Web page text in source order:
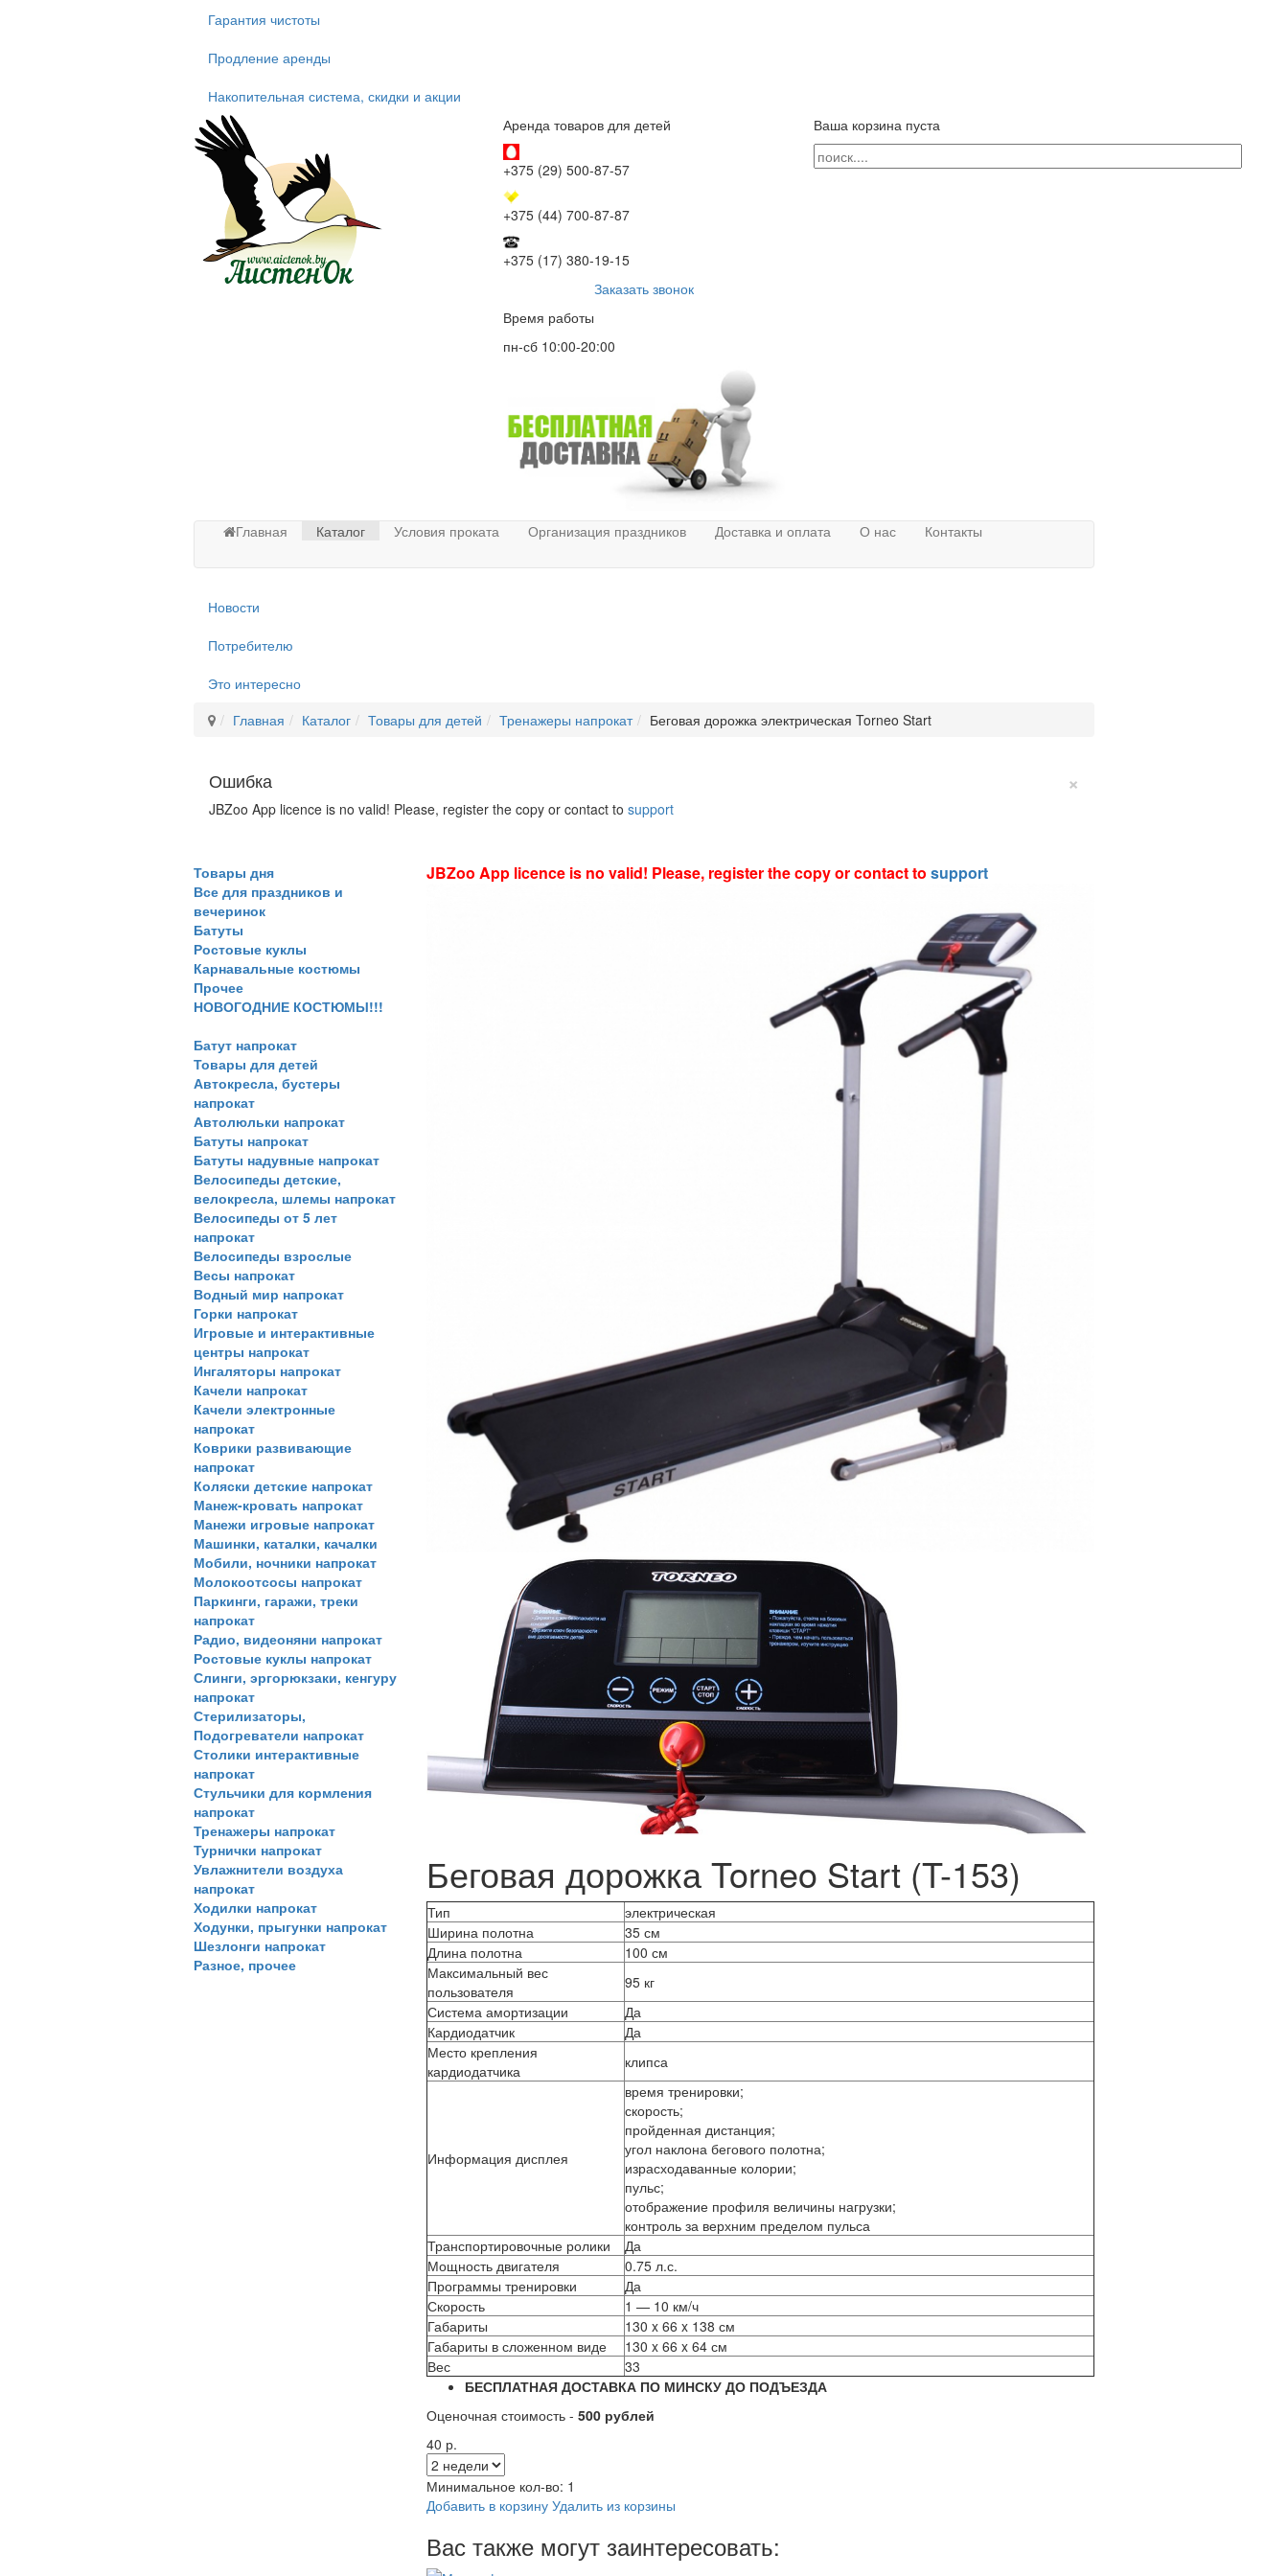
Гарантия чистоты
Продление аренды
Накопительная система, скидки и акции
Аренда товаров для детей
+375 (29) 500-87-57
+375 (44) 700-87-87
+375 (17) 380-19-15
Заказать звонок
Время работы
пн-сб 10:00-20:00
Ваша корзина пуста
Главная Каталог Условия проката Организация праздников Доставка и оплата О нас Контакты
Новости
Потребителю
Это интересно
Главная
Каталог Товары для детей Тренажеры напрокат Беговая дорожка электрическая Torneo Start
×
Ошибка
JBZoo App licence is no valid! Please, register the copy or contact to support
Товары дня
Все для праздников и
вечеринок
Батуты
Ростовые куклы
Карнавальные костюмы
Прочее
НОВОГОДНИЕ КОСТЮМЫ!!!
Батут напрокат
Товары для детей
Автокресла, бустеры
напрокат
Автолюльки напрокат
Батуты напрокат
Батуты надувные напрокат
Велосипеды детские,
велокресла, шлемы напрокат
Велосипеды от 5 лет
напрокат
Велосипеды взрослые
Весы напрокат
Водный мир напрокат
Горки напрокат
Игровые и интерактивные
центры напрокат
Ингаляторы напрокат
Качели напрокат
Качели электронные
напрокат
Коврики развивающие
напрокат
Коляски детские напрокат
Манеж-кровать напрокат
Манежи игровые напрокат
Машинки, каталки, качалки
Мобили, ночники напрокат
Молокоотсосы напрокат
Паркинги, гаражи, треки
напрокат
Радио, видеоняни напрокат
Ростовые куклы напрокат
Слинги, эргорюкзаки, кенгуру
напрокат
Стерилизаторы,
Подогреватели напрокат
Столики интерактивные
напрокат
Стульчики для кормления
напрокат
Тренажеры напрокат
Турнички напрокат
Увлажнители воздуха
напрокат
Ходилки напрокат
Ходунки, прыгунки напрокат
Шезлонги напрокат
Разное, прочее
JBZoo App licence is no valid! Please, register the copy or contact to support
Беговая дорожка Torneo Start (T-153)
Тип
электрическая
Ширина полотна
35 см
Длина полотна
100 см
Максимальный вес
пользователя
95 кг
Система амортизации
Да
Кардиодатчик
Да
Место крепления
кардиодатчика
клипса
Информация дисплея
время тренировки;
скорость;
пройденная дистанция;
угол наклона бегового полотна;
израсходаванные колории;
пульс;
отображение профиля величины нагрузки;
контроль за верхним пределом пульса
Транспортировочные ролики
Да
Мощность двигателя
0.75 л.с.
Программы тренировки
Да
Скорость
1 — 10 км/ч
Габариты
130 x 66 x 138 см
Габариты в сложенном виде
130 x 66 x 64 см
Вес
33
БЕСПЛАТНАЯ ДОСТАВКА ПО МИНСКУ ДО ПОДЪЕЗДА
Оценочная стоимость - 500 рублей
40 р.
Минимальное кол-во: 1
Добавить в корзину Удалить из корзины
Вас также могут заинтересовать: